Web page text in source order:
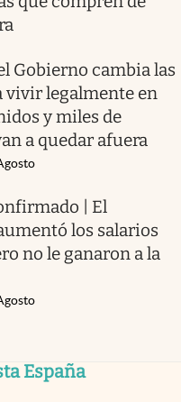
Gobierno cambia las
vivir legalmente en
y miles de
a quedar afuera
| El
los salarios
no le ganaron a la
España